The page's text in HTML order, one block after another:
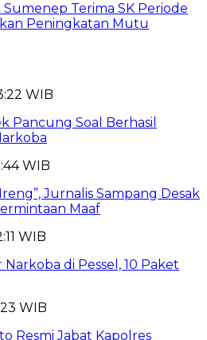
Sumenep Terima SK Periode
Peningkatan Mutu
WIB
Pancung Soal Berhasil
WIB
Jurnalis Sampang Desak
Maaf
WIB
di Pessel, 10 Paket
WIB
Resmi Jabat Kapolres